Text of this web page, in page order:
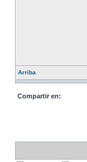
Arriba
Compartir en: